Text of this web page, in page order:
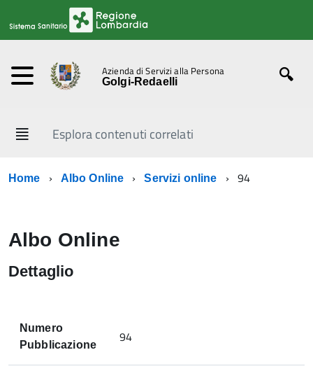
Azienda di Servizi alla Persona
Golgi-Redaelli
Esplora contenuti correlati
Home Albo Online Servizi online 94
Albo Online
Dettaglio
Numero
Pubblicazione
94